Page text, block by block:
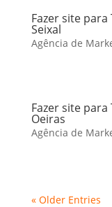
Fazer site
Seixal
Agência de
Fazer site
Oeiras
Agência de
« Older Entries